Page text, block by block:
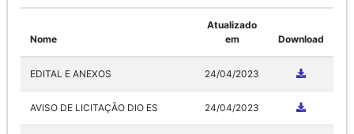
Nome
Atualizado
em
Download
EDITAL E ANEXOS 24/04/2023
AVISO DE LICITAÇÃO DIO ES 24/04/2023